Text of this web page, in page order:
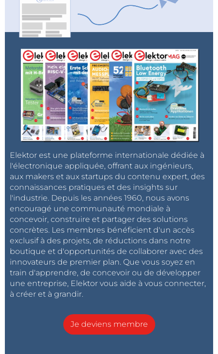
Elektor est une plateforme internationale dédiée à
l'électronique appliquée, offrant aux ingénieurs,
aux makers et aux startups du contenu expert, des
connaissances pratiques et des insights sur
l'industrie. Depuis les années 1960, nous avons
encouragé une communauté mondiale à
concevoir, construire et partager des solutions
concrètes. Les membres bénéficient d'un accès
exclusif à des projets, de réductions dans notre
boutique et d'opportunités de collaborer avec des
innovateurs de premier plan. Que vous soyez en
train d'apprendre, de concevoir ou de développer
une entreprise, Elektor vous aide à vous connecter,
à créer et à grandir.
Je deviens membre